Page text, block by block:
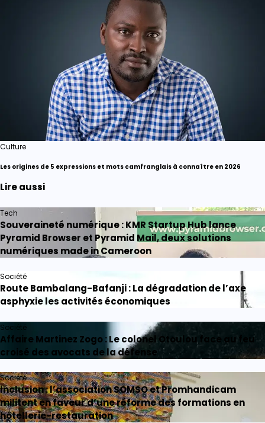
Culture
Les origines de 5 expressions et mots camfranglais à connaître en 2026
Lire aussi
Tech
Souveraineté numérique : KMR Startup Hub lance
Pyramid Browser et Pyramid Mail, deux solutions
numériques made in Cameroon
Société
Route Bambalang-Bafanji : La dégradation de l’axe
asphyxie les activités économiques
Société
Affaire Martinez Zogo : Le colonel Otoulou face au feu
croisé des avocats de la défense
Société
Inclusion : l’association SOMSO et Promhandicam
militent en faveur d’une réforme des formations en
hôtellerie-restauration